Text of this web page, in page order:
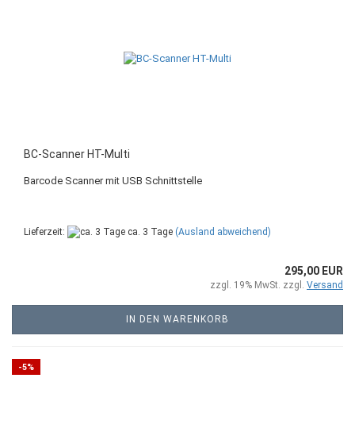
BC-Scanner HT-Multi
Barcode Scanner mit USB Schnittstelle
Lieferzeit: ca. 3 Tage (Ausland abweichend)
295,00 EUR
zzgl. 19% MwSt. zzgl. Versand
IN DEN WARENKORB
-5%